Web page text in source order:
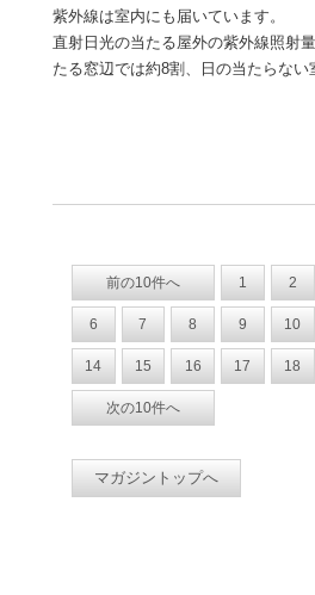
紫外線は室内にも届いています。
直射日光の当たる屋外の紫外線照射
たる窓辺では約8割、日の当たらな
前の10件へ 1 2
6 7 8 9 10
14 15 16 17 18
次の10件へ
マガジントップへ